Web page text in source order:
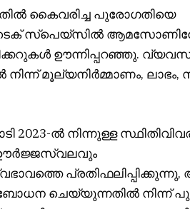
കൈവരിച്ച പുരോഗതിയെ
സ്‌പെയ്‌സിൽ
ഊന്നിപ്പറഞ്ഞു.
നിന്ന് മൂല്യനിർമ്മാണം,
2023-ൽ നിന്നുള്ള
ഊർജ്ജസ്വലവും
ചെയ്യുന്നതിൽ നിന്ന്